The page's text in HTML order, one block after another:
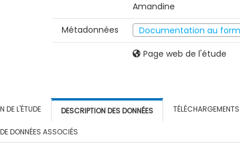
Amandine
Métadonnées
Documentation au
Page web de l'étude
DE L'ÉTUDE DESCRIPTION DES DONNÉES TÉLÉCHARGEMENTS
DONNÉES ASSOCIÉS